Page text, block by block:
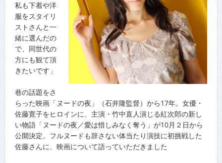
私も下着や洋
服をスタイリ
ストさんと一
緒に選んだの
で、同世代の
方にも観て頂
きたいです」
巷の話題をさ
らった映画「ヌードの夜」（石井隆監督）から17年。女優・
佐藤寛子をヒロインに、主演・竹中直人演じる紅次郎の新し
い物語「ヌードの夜／愛は惜しみなく奪う」が10月２日から
公開決定。フルヌードも辞さない体当たり演技に初挑戦した
佐藤さんに、映画について語っていただきました